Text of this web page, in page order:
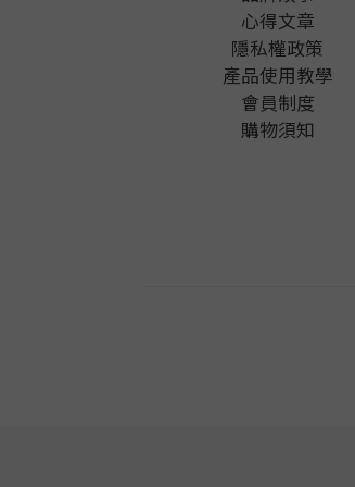
心得文章
隱私權政策
產品使用教學
會員制度
購物須知